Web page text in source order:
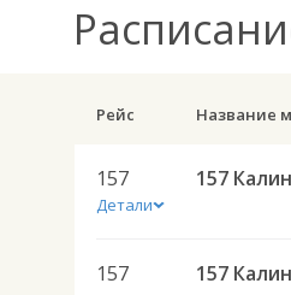
Рейс Название
157
Детали
157